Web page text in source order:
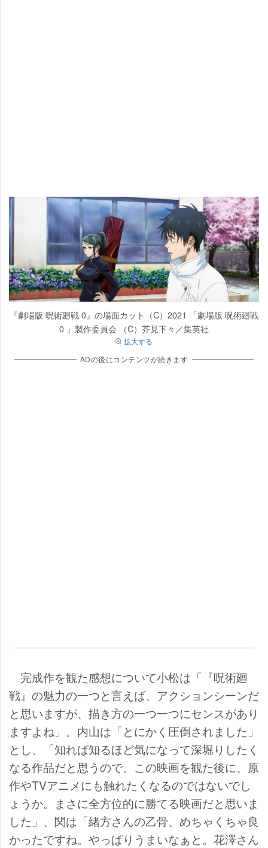
『劇場版 呪術廻戦 0』の場面カット（C）2021 「劇場版 呪術廻戦
0 」製作委員会 （C）芥見下々／集英社
拡大する
ADの後にコンテンツが続きます
完成作を観た感想について小松は「『呪術廻
戦』の魅力の一つと言えば、アクションシーンだ
と思いますが、描き方の一つ一つにセンスがあり
ますよね」。内山は「とにかく圧倒されました」
とし、「知れば知るほど気になって深堀りしたく
なる作品だと思うので、この映画を観た後に、原
作やTVアニメにも触れたくなるのではないでし
ょうか。まさに全方位的に勝てる映画だと思いま
した」、関は「緒方さんの乙骨、めちゃくちゃ良
かったですね。やっぱりうまいなぁと。花澤さん